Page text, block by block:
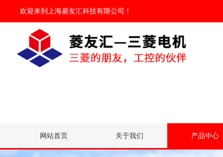
欢迎来到 上海菱友汇科技有限公司 ！
网站首页 关于我们 产品中心